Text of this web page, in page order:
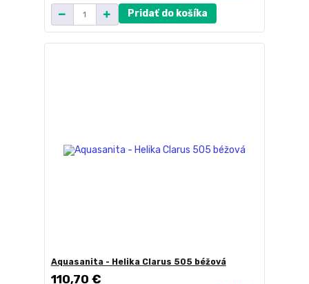
Pridať do košíka
Aquasanita - Helika Clarus 505 béžová
110,70 €